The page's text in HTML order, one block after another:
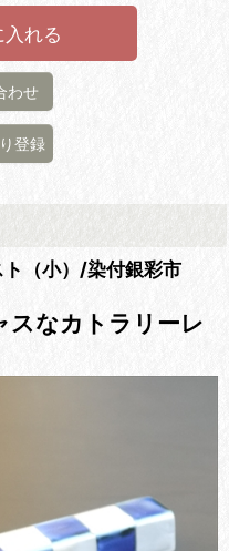
入れる
わせ
登録
（小）/染付銀彩市
スなカトラリーレ